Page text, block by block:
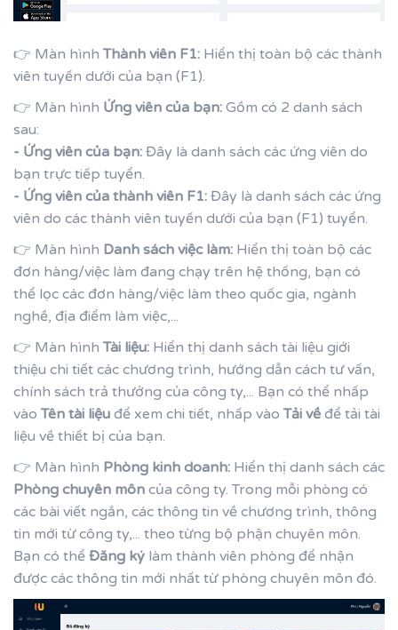
👉 Màn hình Thành viên F1: Hiển thị toàn bộ các thành
viên tuyến dưới của bạn (F1).
👉 Màn hình Ứng viên của bạn: Gồm có 2 danh sách
sau:
- Ứng viên của bạn: Đây là danh sách các ứng viên do
bạn trực tiếp tuyển.
- Ứng viên của thành viên F1: Đây là danh sách các ứng
viên do các thành viên tuyến dưới của bạn (F1) tuyển.
👉 Màn hình Danh sách việc làm: Hiển thị toàn bộ các
đơn hàng/việc làm đang chạy trên hệ thống, bạn có
thể lọc các đơn hàng/việc làm theo quốc gia, ngành
nghề, địa điểm làm việc,...
👉 Màn hình Tài liệu: Hiển thị danh sách tài liệu giới
thiệu chi tiết các chương trình, hướng dẫn cách tư vấn,
chính sách trả thưởng của công ty,... Bạn có thể nhấp
vào Tên tài liệu để xem chi tiết, nhấp vào Tải về để tải tài
liệu về thiết bị của bạn.
👉 Màn hình Phòng kinh doanh: Hiển thị danh sách các
Phòng chuyên môn của công ty. Trong mỗi phòng có
các bài viết ngắn, các thông tin về chương trình, thông
tin mới từ công ty,... theo từng bộ phận chuyên môn.
Bạn có thể Đăng ký làm thành viên phòng để nhận
được các thông tin mới nhất từ phòng chuyên môn đó.